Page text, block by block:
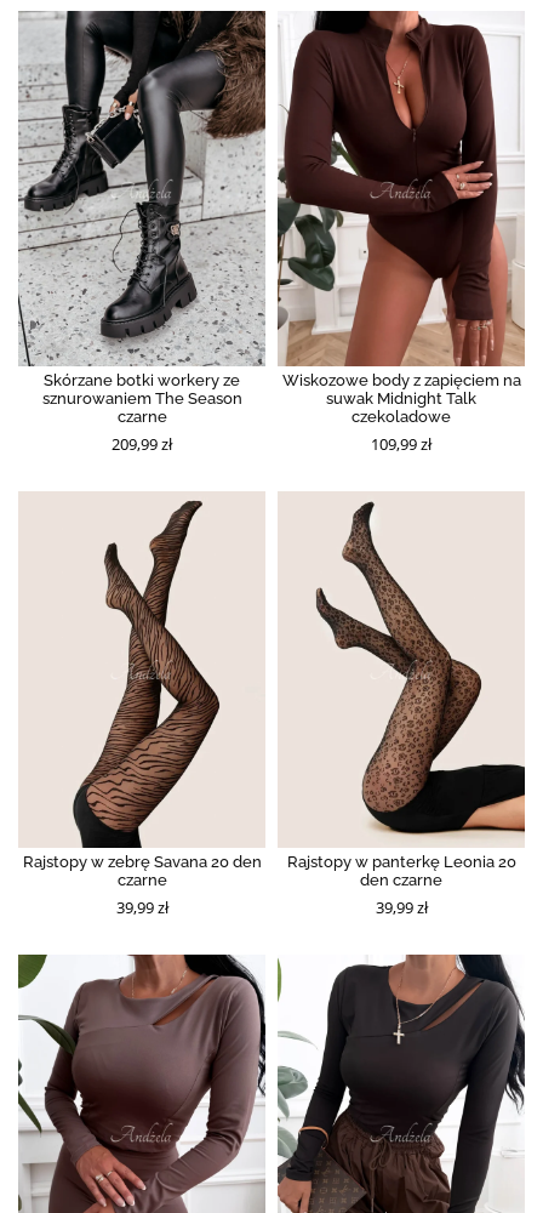
Skórzane botki workery ze
sznurowaniem The Season
czarne
209,99 zł
Wiskozowe body z zapięciem na
suwak Midnight Talk
czekoladowe
109,99 zł
Rajstopy w zebrę Savana 20 den
czarne
39,99 zł
Rajstopy w panterkę Leonia 20
den czarne
39,99 zł